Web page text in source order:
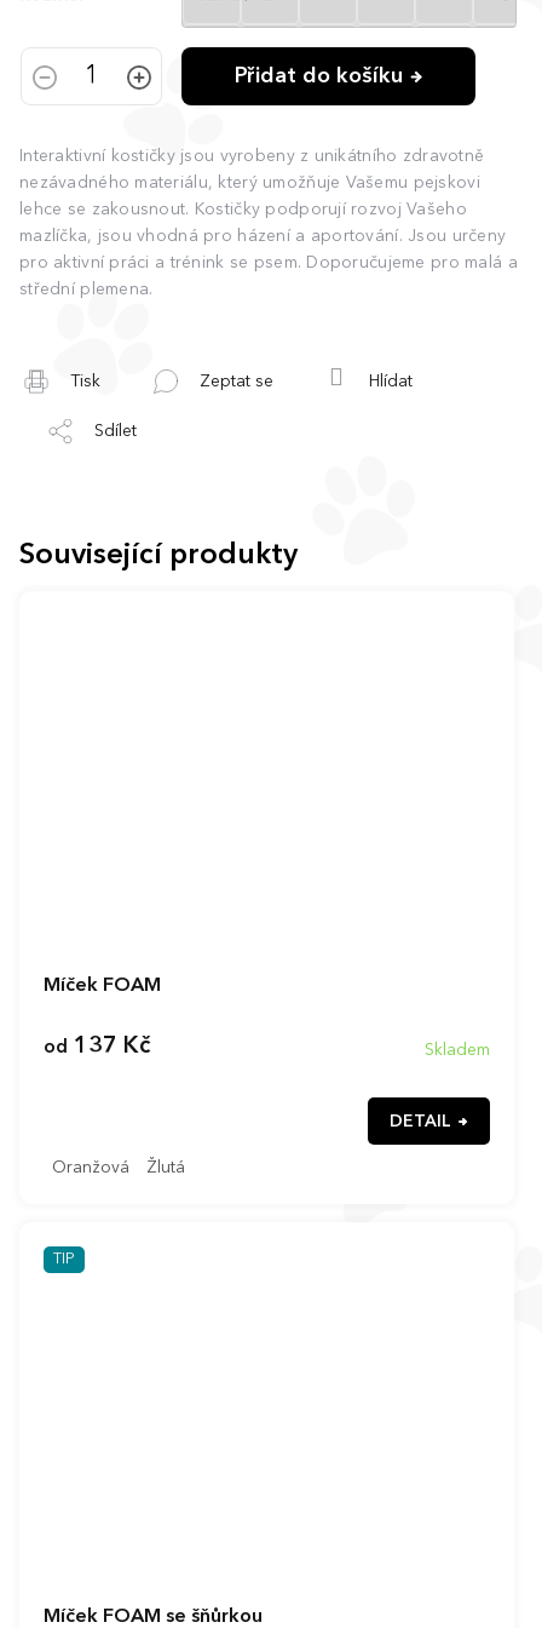
Přidat do košíku
Interaktivní kostičky jsou vyrobeny z unikátního zdravotně
nezávadného materiálu, který umožňuje Vašemu pejskovi
lehce se zakousnout. Kostičky podporují rozvoj Vašeho
mazlíčka, jsou vhodná pro házení a aportování. Jsou určeny
pro aktivní práci a trénink se psem. Doporučujeme pro malá a
střední plemena.
Tisk Zeptat se Hlídat
Sdílet
Související produkty
Míček FOAM
Skladem
od 137 Kč
DETAIL
Oranžová Žlutá
TIP
Míček FOAM se šňůrkou